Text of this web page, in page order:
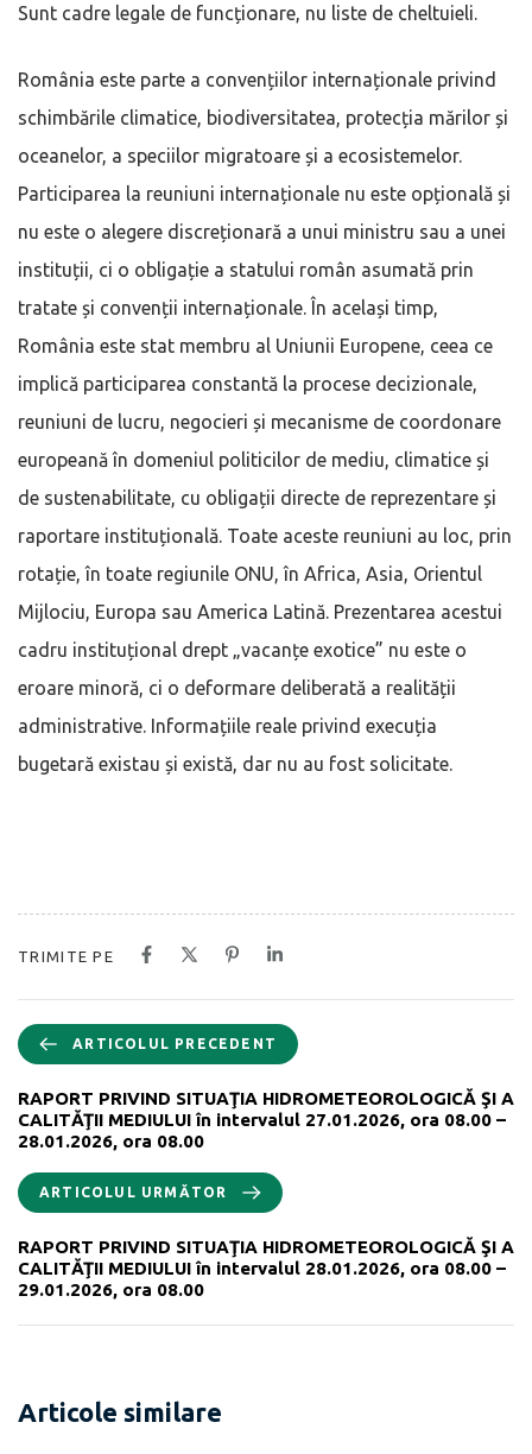
Sunt cadre legale de funcționare, nu liste de cheltuieli.
România este parte a convențiilor internaționale privind
schimbările climatice, biodiversitatea, protecția mărilor și
oceanelor, a speciilor migratoare și a ecosistemelor.
Participarea la reuniuni internaționale nu este opțională și
nu este o alegere discreționară a unui ministru sau a unei
instituții, ci o obligație a statului român asumată prin
tratate și convenții internaționale. În același timp,
România este stat membru al Uniunii Europene, ceea ce
implică participarea constantă la procese decizionale,
reuniuni de lucru, negocieri și mecanisme de coordonare
europeană în domeniul politicilor de mediu, climatice și
de sustenabilitate, cu obligații directe de reprezentare și
raportare instituțională. Toate aceste reuniuni au loc, prin
rotație, în toate regiunile ONU, în Africa, Asia, Orientul
Mijlociu, Europa sau America Latină. Prezentarea acestui
cadru instituțional drept „vacanțe exotice” nu este o
eroare minoră, ci o deformare deliberată a realității
administrative. Informațiile reale privind execuția
bugetară existau și există, dar nu au fost solicitate.
TRIMITE PE
ARTICOLUL PRECEDENT
RAPORT PRIVIND SITUAŢIA HIDROMETEOROLOGICĂ ŞI A
CALITĂŢII MEDIULUI în intervalul 27.01.2026, ora 08.00 –
28.01.2026, ora 08.00
ARTICOLUL URMĂTOR
RAPORT PRIVIND SITUAŢIA HIDROMETEOROLOGICĂ ŞI A
CALITĂŢII MEDIULUI în intervalul 28.01.2026, ora 08.00 –
29.01.2026, ora 08.00
Articole similare